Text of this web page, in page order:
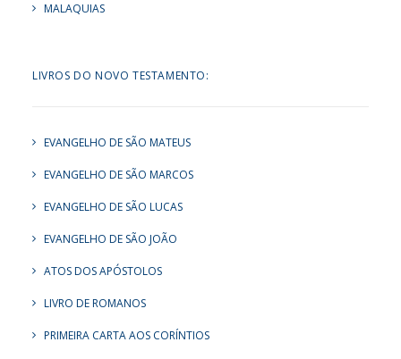
MALAQUIAS
LIVROS DO NOVO TESTAMENTO:
EVANGELHO DE SÃO MATEUS
EVANGELHO DE SÃO MARCOS
EVANGELHO DE SÃO LUCAS
EVANGELHO DE SÃO JOÃO
ATOS DOS APÓSTOLOS
LIVRO DE ROMANOS
PRIMEIRA CARTA AOS CORÍNTIOS